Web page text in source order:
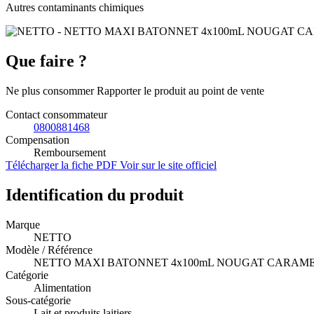
Autres contaminants chimiques
Que faire ?
Ne plus consommer Rapporter le produit au point de vente
Contact consommateur
0800881468
Compensation
Remboursement
Télécharger la fiche PDF Voir sur le site officiel
Identification du produit
Marque
NETTO
Modèle / Référence
NETTO MAXI BATONNET 4x100mL NOUGAT
Catégorie
Alimentation
Sous-catégorie